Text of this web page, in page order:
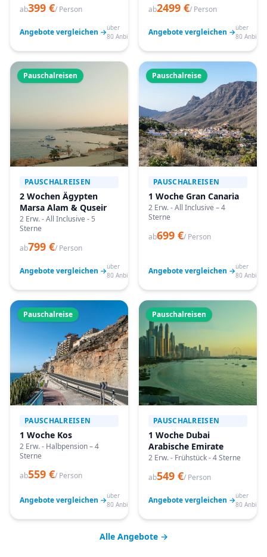
ab399 €/ Person
Angebote vergleichen →über
80 Anbieter
ab2499 €/ Person
Angebote vergleichen →über
80
Pauschalreisen
PAUSCHALREISEN
2 Wochen Ägypten
Marsa Alam & Quseir
2 Erw. - All Inclusive - 5
Sterne
ab799 €/ Person
Angebote vergleichen →über
80 Anbieter
Pauschalreise
PAUSCHALREISEN
1 Woche Gran Canaria
2 Erw. - All Inclusive – 4
Sterne
ab699 €/ Person
Angebote vergleichen →über
80
Pauschalreise
PAUSCHALREISEN
1 Woche Kos
2 Erw. - Halbpension – 4
Sterne
ab559 €/ Person
Angebote vergleichen →über
80 Anbieter
Pauschalreisen
PAUSCHALREISEN
1 Woche Dubai
Arabische Emirate
2 Erw. - Frühstück - 4 Sterne
ab549 €/ Person
Angebote vergleichen →über
80
Alle Angebote →